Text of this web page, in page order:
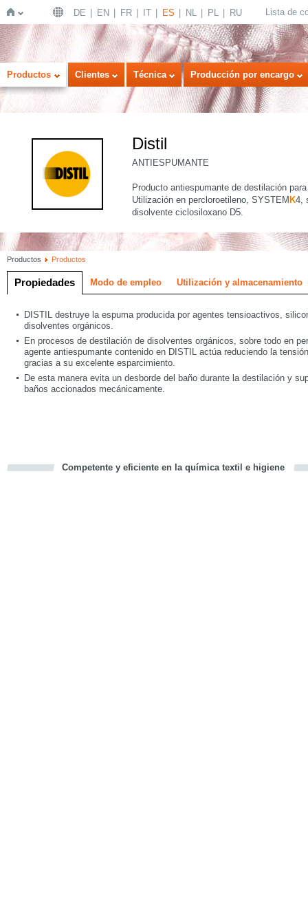
Inicio
DE EN FR IT ES NL PL RU Lista de
Productos Clientes Técnica Producción por encargo
Distil
ANTIESPUMANTE
Producto antiespumante de destilación
Utilización en percloroetileno, SYSTEM K4,
disolvente ciclosiloxano D5.
Productos Productos
Propiedades Modo de empleo Utilización y almacenamiento
DISTIL destruye la espuma producida por agentes tensioactivos,
disolventes orgánicos.
En procesos de destilación de disolventes orgánicos, sobre todo en
agente antiespumante contenido en DISTIL actúa reduciendo la
gracias a su excelente esparcimiento.
De esta manera evita un desborde del baño durante la destilación y
baños accionados mecánicamente.
Competente y eficiente en la química textil e higiene